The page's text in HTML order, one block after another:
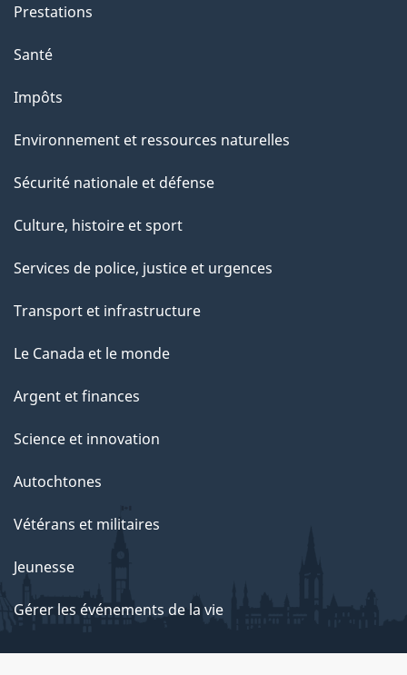
Prestations
Santé
Impôts
Environnement et ressources naturelles
Sécurité nationale et défense
Culture, histoire et sport
Services de police, justice et urgences
Transport et infrastructure
Le Canada et le monde
Argent et finances
Science et innovation
Autochtones
Vétérans et militaires
Jeunesse
Gérer les événements de la vie